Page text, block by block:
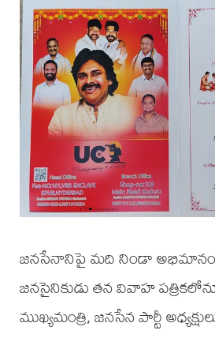
జనసేనానిపై మది నిండా అభిమానం
జనసైనికుడు తన వివాహ
ముఖ్యమంత్రి, జనసేన పార్టీ